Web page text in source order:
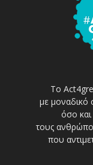
Το
με
όσο
τους
που